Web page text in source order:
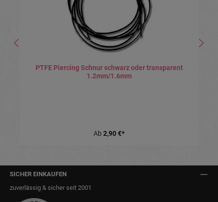
PTFE Piercing Schnur schwarz oder transparent
1.2mm/1.6mm
Ab 2,90 €*
SICHER EINKAUFEN
zuverlässig & sicher seit 2001